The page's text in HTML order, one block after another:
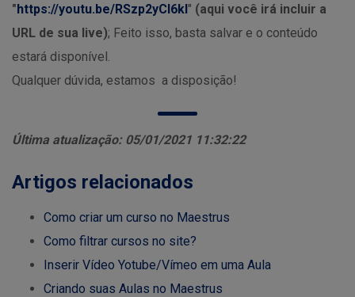
"https://youtu.be/RSzp2yCI6kI" (aqui você irá incluir a
URL de sua live); Feito isso, basta salvar e o conteúdo
estará disponível.
Qualquer dúvida, estamos a disposição!
Última atualização: 05/01/2021 11:32:22
Artigos relacionados
Como criar um curso no Maestrus
Como filtrar cursos no site?
Inserir Vídeo Yotube/Vímeo em uma Aula
Criando suas Aulas no Maestrus